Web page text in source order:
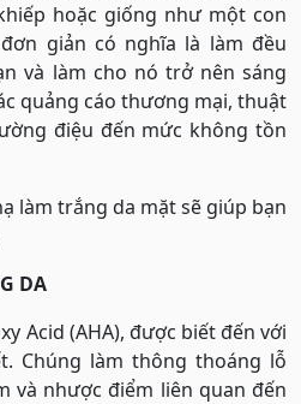
hoặc giống như một con
giản có nghĩa là làm đều
và làm cho nó trở nên sáng
quảng cáo thương mại, thuật
điệu đến mức không tồn
làm trắng da mặt sẽ giúp bạn
DA
Acid (AHA), được biết đến với
Chúng làm thông thoáng lỗ
và nhược điểm liên quan đến